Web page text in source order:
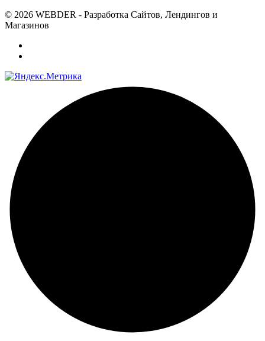
© 2026 WEBDER - Разработка Сайтов, Лендингов и
Магазинов